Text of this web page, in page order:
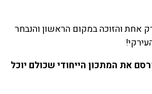
אחת והזוכה במקום הראשון והנבחר
את המתכון הייחודי שכולם יוכל